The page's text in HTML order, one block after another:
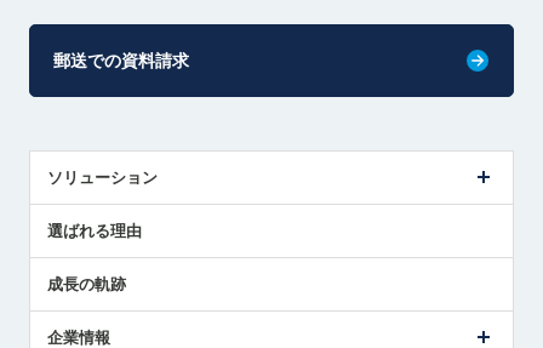
郵送での資料請求
ソリューション
解決策提案
選ばれる理由
成長の軌跡
企業情報